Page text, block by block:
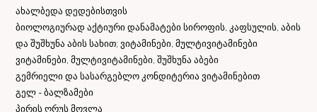
ახალბედა დედებისთვის
ბიოლოგიურად აქტიური დანამატები სიროფის, კაფსულის, აბის
და შუშხუნა აბის სახით; ვიტამინები, მულტივიტამინები
ვიტამინები, მულტივიტამინები, შუშხუნა აბები
გემრიელი და სასარგებლო კონდიტერია ვიტამინებით
გელ - ბალზამები
პირის ღრუს მოვლა